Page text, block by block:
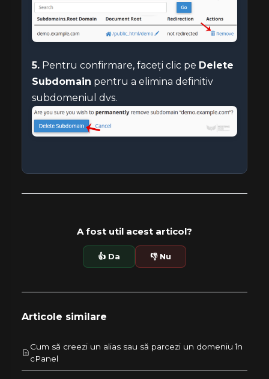
5. Pentru confirmare, faceți clic pe Delete
Subdomain pentru a elimina definitiv
subdomeniul dvs.
A fost util acest articol?
👍 Da 👎 Nu
Articole similare
Cum să creezi un alias sau să parcezi un domeniu în
cPanel